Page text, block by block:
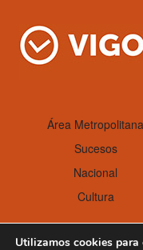
Área Metropolitana
Sucesos
Nacional
Cultura
Utilizamos cookies para